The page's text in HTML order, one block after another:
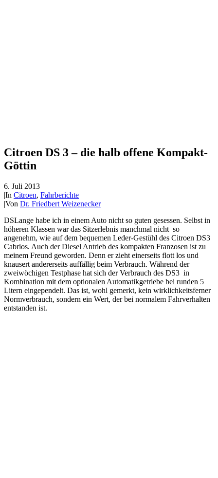
Citroen DS 3 – die halb offene Kompakt-
Göttin
6. Juli 2013
|In Citroen, Fahrberichte
|Von Dr. Friedbert Weizenecker
DSLange habe ich in einem Auto nicht so guten gesessen. Selbst in
höheren Klassen war das Sitzerlebnis manchmal nicht so
angenehm, wie auf dem bequemen Leder-Gestühl des Citroen DS3
Cabrios. Auch der Diesel Antrieb des kompakten Franzosen ist zu
meinem Freund geworden. Denn er zieht einerseits flott los und
knausert andererseits auffällig beim Verbrauch. Während der
zweiwöchigen Testphase hat sich der Verbrauch des DS3 in
Kombination mit dem optionalen Automatikgetriebe bei runden 5
Litern eingependelt. Das ist, wohl gemerkt, kein wirklichkeitsferner
Normverbrauch, sondern ein Wert, der bei normalem Fahrverhalten
entstanden ist.